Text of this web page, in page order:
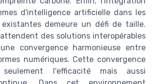
d'intelligence artificielle dans les
demeure un défi de taille.
des solutions interopérables
convergence harmonieuse entre
numériques. Cette convergence
l'efficacité mais aussi